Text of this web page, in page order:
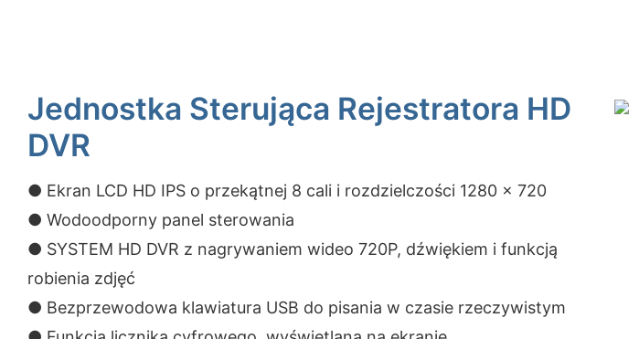
Jednostka Sterująca Rejestratora HD
DVR
● Ekran LCD HD IPS o przekątnej 8 cali i rozdzielczości 1280 x 720
● Wodoodporny panel sterowania
● SYSTEM HD DVR z nagrywaniem wideo 720P, dźwiękiem i funkcją
robienia zdjęć
● Bezprzewodowa klawiatura USB do pisania w czasie rzeczywistym